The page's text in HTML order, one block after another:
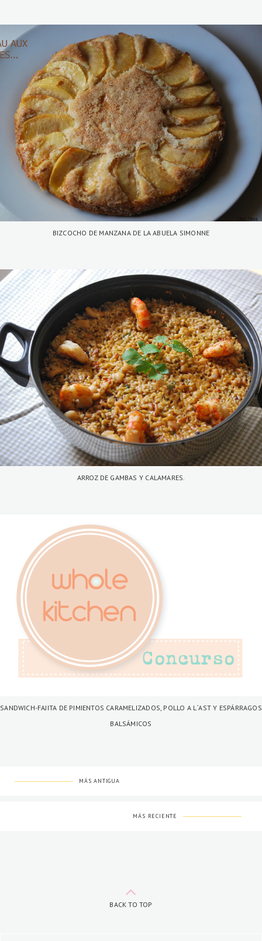
BIZCOCHO DE MANZANA DE LA ABUELA SIMONNE
ARROZ DE GAMBAS Y CALAMARES.
SANDWICH-FAJITA DE PIMIENTOS CARAMELIZADOS, POLLO A L´AST Y ESPÁRRAGOS
BALSÁMICOS
MÁS ANTIGUA
MÁS RECIENTE
BACK TO TOP